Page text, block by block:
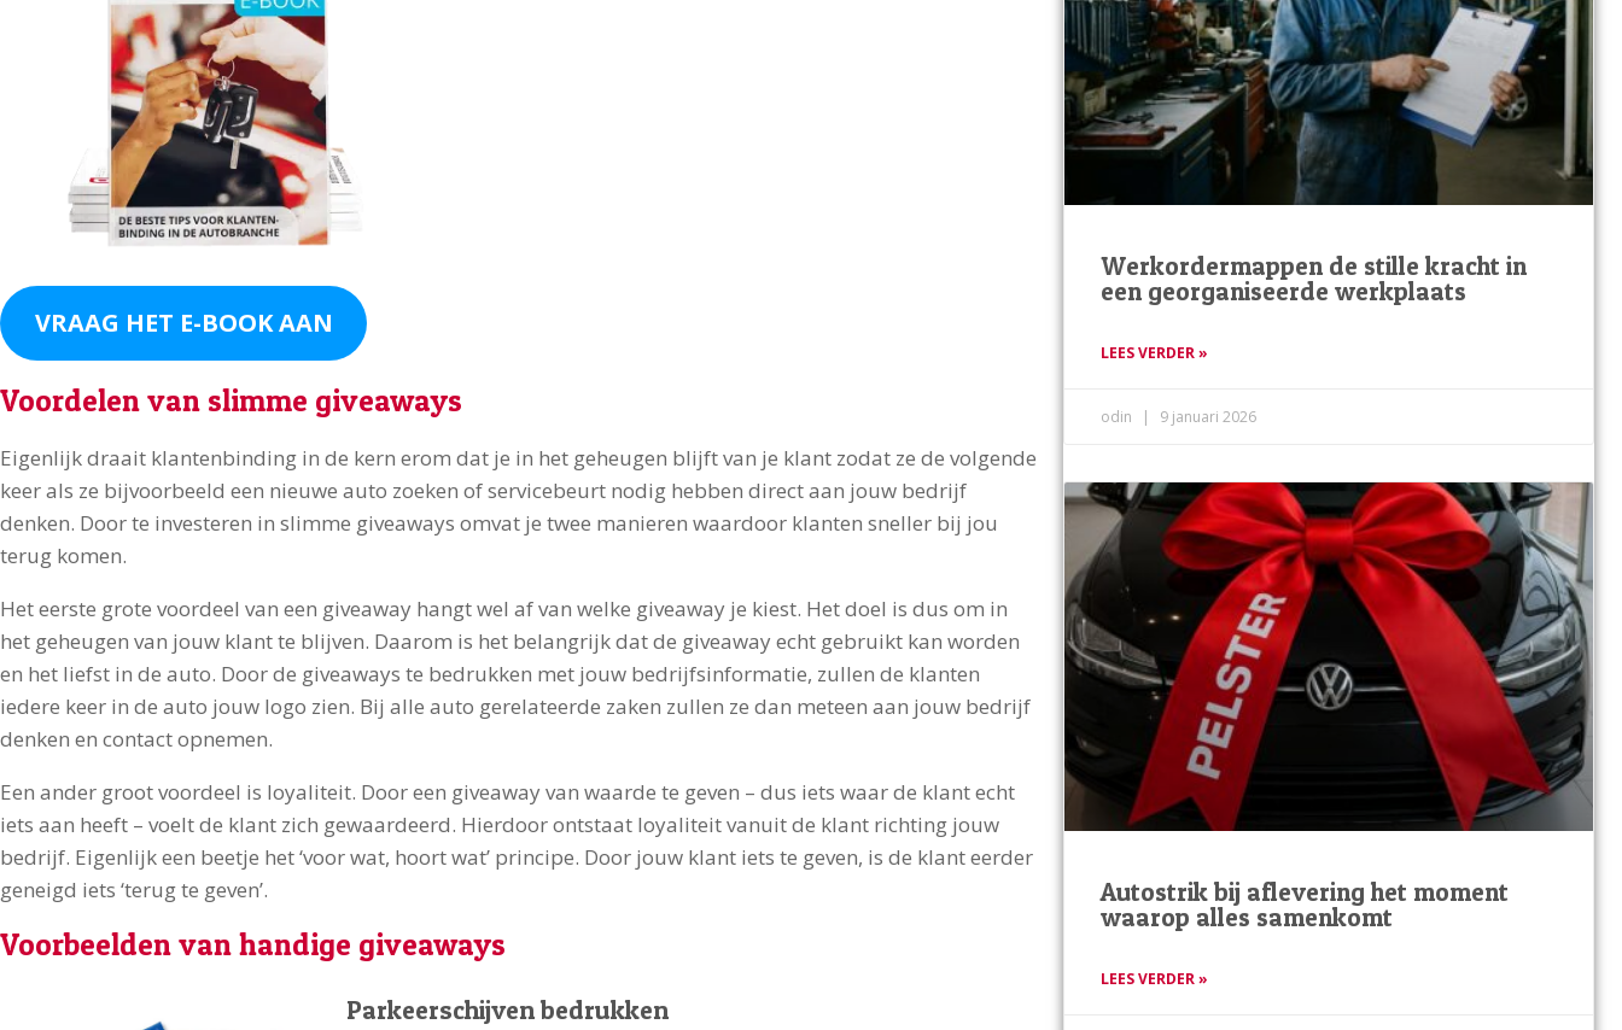
VRAAG HET E-BOOK AAN
Voordelen van slimme giveaways
Eigenlijk draait klantenbinding in de kern erom dat je in het geheugen blijft van je klant zodat ze de volgende
keer als ze bijvoorbeeld een nieuwe auto zoeken of servicebeurt nodig hebben direct aan jouw bedrijf
denken. Door te investeren in slimme giveaways omvat je twee manieren waardoor klanten sneller bij jou
terug komen.
Het eerste grote voordeel van een giveaway hangt wel af van welke giveaway je kiest. Het doel is dus om in
het geheugen van jouw klant te blijven. Daarom is het belangrijk dat de giveaway echt gebruikt kan worden
en het liefst in de auto. Door de giveaways te bedrukken met jouw bedrijfsinformatie, zullen de klanten
iedere keer in de auto jouw logo zien. Bij alle auto gerelateerde zaken zullen ze dan meteen aan jouw bedrijf
denken en contact opnemen.
Een ander groot voordeel is loyaliteit. Door een giveaway van waarde te geven – dus iets waar de klant echt
iets aan heeft – voelt de klant zich gewaardeerd. Hierdoor ontstaat loyaliteit vanuit de klant richting jouw
bedrijf. Eigenlijk een beetje het ‘voor wat, hoort wat’ principe. Door jouw klant iets te geven, is de klant eerder
geneigd iets ‘terug te geven’.
Voorbeelden van handige giveaways
Parkeerschijven bedrukken
Werkordermappen de stille kracht in
een georganiseerde werkplaats
LEES VERDER »
odin 9 januari 2026
Autostrik bij aflevering het moment
waarop alles samenkomt
LEES VERDER »